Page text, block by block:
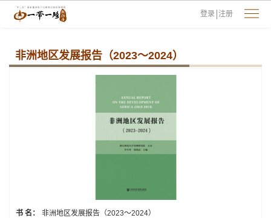
登录 注册
非洲地区发展报告（2023～2024）
书 名：
非洲地区发展报告（2023～2024）